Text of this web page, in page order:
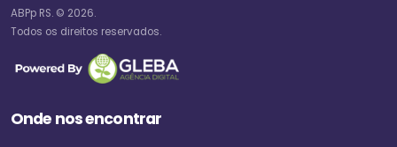
ABPp RS. © 2026.
Todos os direitos reservados.
Onde nos encontrar